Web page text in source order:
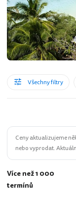
Všechny filtry
Ceny aktualizujeme
nebo vyprodat.
Více než 1 000
termínů